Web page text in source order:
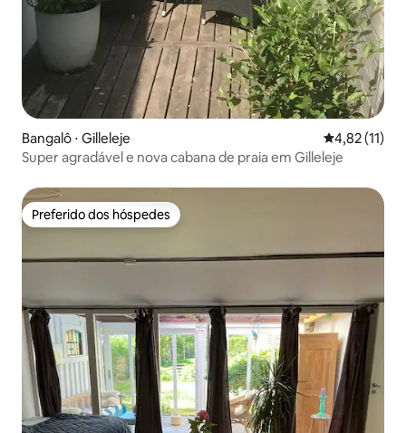
Bangalô ⋅ Gilleleje 4,82 de uma
4,82 (11)
Super agradável e nova cabana de praia em Gilleleje
Preferido dos hóspedes
Preferido dos hóspedes